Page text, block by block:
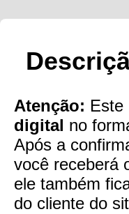
Atenção: Este
digital no
Após a
você receberá
ele também
do cliente do